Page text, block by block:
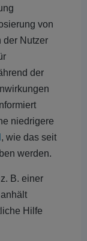
von
der Nutzer
der
niedrigere
, wie das seit
werden.
B. einer
Hilfe